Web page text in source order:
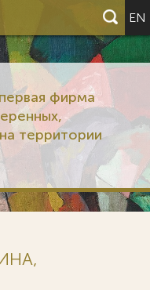
EN
фирма
территории